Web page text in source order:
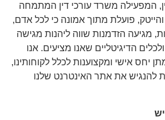
המפעילה משרד עורכי דין המתמחה
פועלת מתוך אמונה כי לכל אדם,
מגיעה הזדמנות שווה ליהנות מגישה
הדיגיטליים שאנו מציעים. אנו
יחס אישי ומקצוענות לכלל לקוחותינו,
להנגיש את אתר האינטרנט שלנו